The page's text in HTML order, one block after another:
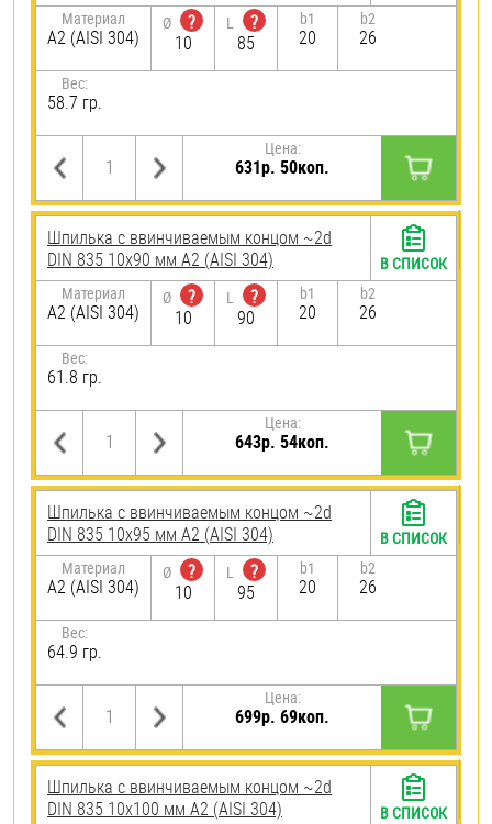
Материал
А2 (AISI 304)
Ø
?
10
L
?
85
b1
20
b2
26
Вес:
58.7 гр.
Цена:
631р. 50коп.
Шпилька c ввинчиваемым концом ~2d
DIN 835 10х90 мм А2 (AISI 304)
Материал
А2 (AISI 304)
Ø
?
10
L
?
90
b1
20
b2
26
Вес:
61.8 гр.
Цена:
643р. 54коп.
В СПИСОК
Шпилька c ввинчиваемым концом ~2d
DIN 835 10х95 мм А2 (AISI 304)
Материал
А2 (AISI 304)
Ø
?
10
L
?
95
b1
20
b2
26
Вес:
64.9 гр.
Цена:
699р. 69коп.
В СПИСОК
Шпилька c ввинчиваемым концом ~2d
DIN 835 10х100 мм А2 (AISI 304)
В СПИСОК